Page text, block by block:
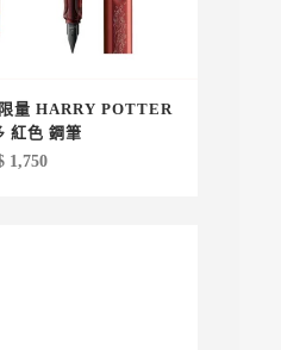
量 HARRY POTTER
紅色 鋼筆
1,750